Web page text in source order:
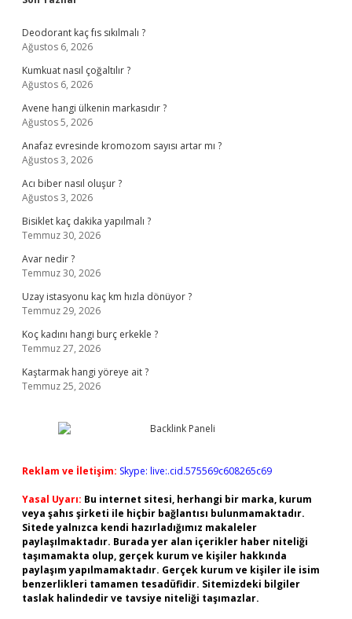
Sidebar
Deodorant kaç fıs sıkılmalı ?
Ağustos 6, 2026
Kumkuat nasıl çoğaltılır ?
Ağustos 6, 2026
Avene hangi ülkenin markasıdır ?
Ağustos 5, 2026
Anafaz evresinde kromozom sayısı artar mı ?
Ağustos 3, 2026
Acı biber nasıl oluşur ?
Ağustos 3, 2026
Bisiklet kaç dakika yapılmalı ?
Temmuz 30, 2026
Avar nedir ?
Temmuz 30, 2026
Uzay istasyonu kaç km hızla dönüyor ?
Temmuz 29, 2026
Koç kadını hangi burç erkekle ?
Temmuz 27, 2026
Kaştarmak hangi yöreye ait ?
Temmuz 25, 2026
Reklam ve İletişim: Skype: live:.cid.575569c608265c69
Yasal Uyarı: Bu internet sitesi, herhangi bir marka, kurum
veya şahıs şirketi ile hiçbir bağlantısı bulunmamaktadır.
Sitede yalnızca kendi hazırladığımız makaleler
paylaşılmaktadır. Burada yer alan içerikler haber niteliği
taşımamakta olup, gerçek kurum ve kişiler hakkında
paylaşım yapılmamaktadır. Gerçek kurum ve kişiler ile isim
benzerlikleri tamamen tesadüfidir. Sitemizdeki bilgiler
taslak halindedir ve tavsiye niteliği taşımazlar.